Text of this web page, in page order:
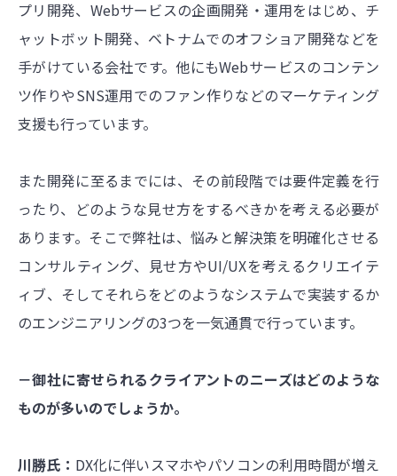
プリ開発、Webサービスの企画開発・運用をはじめ、チ
ャットボット開発、ベトナムでのオフショア開発などを
手がけている会社です。他にもWebサービスのコンテン
ツ作りやSNS運用でのファン作りなどのマーケティング
支援も行っています。
また開発に至るまでには、その前段階では要件定義を行
ったり、どのような見せ方をするべきかを考える必要が
あります。そこで弊社は、悩みと解決策を明確化させる
コンサルティング、見せ方やUI/UXを考えるクリエイテ
ィブ、そしてそれらをどのようなシステムで実装するか
のエンジニアリングの3つを一気通貫で行っています。
－御社に寄せられるクライアントのニーズはどのような
ものが多いのでしょうか。
川勝氏： DX化に伴いスマホやパソコンの利用時間が増え